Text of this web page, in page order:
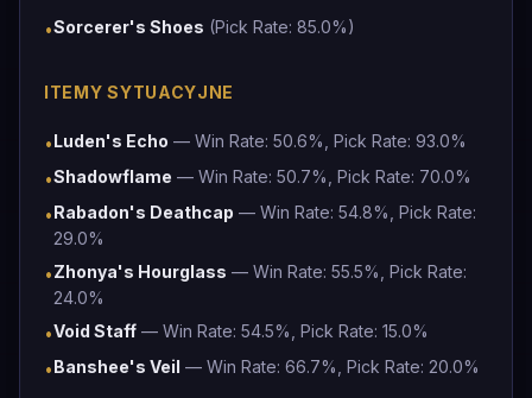
•Sorcerer's Shoes (Pick Rate: 85.0%)
ITEMY SYTUACYJNE
•Luden's Echo — Win Rate: 50.6%, Pick Rate: 93.0%
•Shadowflame — Win Rate: 50.7%, Pick Rate: 70.0%
•Rabadon's Deathcap — Win Rate: 54.8%, Pick Rate:
29.0%
•Zhonya's Hourglass — Win Rate: 55.5%, Pick Rate:
24.0%
•Void Staff — Win Rate: 54.5%, Pick Rate: 15.0%
•Banshee's Veil — Win Rate: 66.7%, Pick Rate: 20.0%